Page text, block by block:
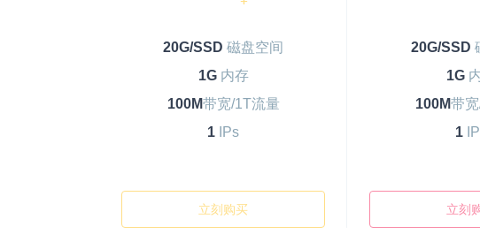
20G/SSD 磁盘空间
1G内存
100M带宽/1T流量
1 IPs
立刻购买
20G/SSD
1G
100M带
1
立刻